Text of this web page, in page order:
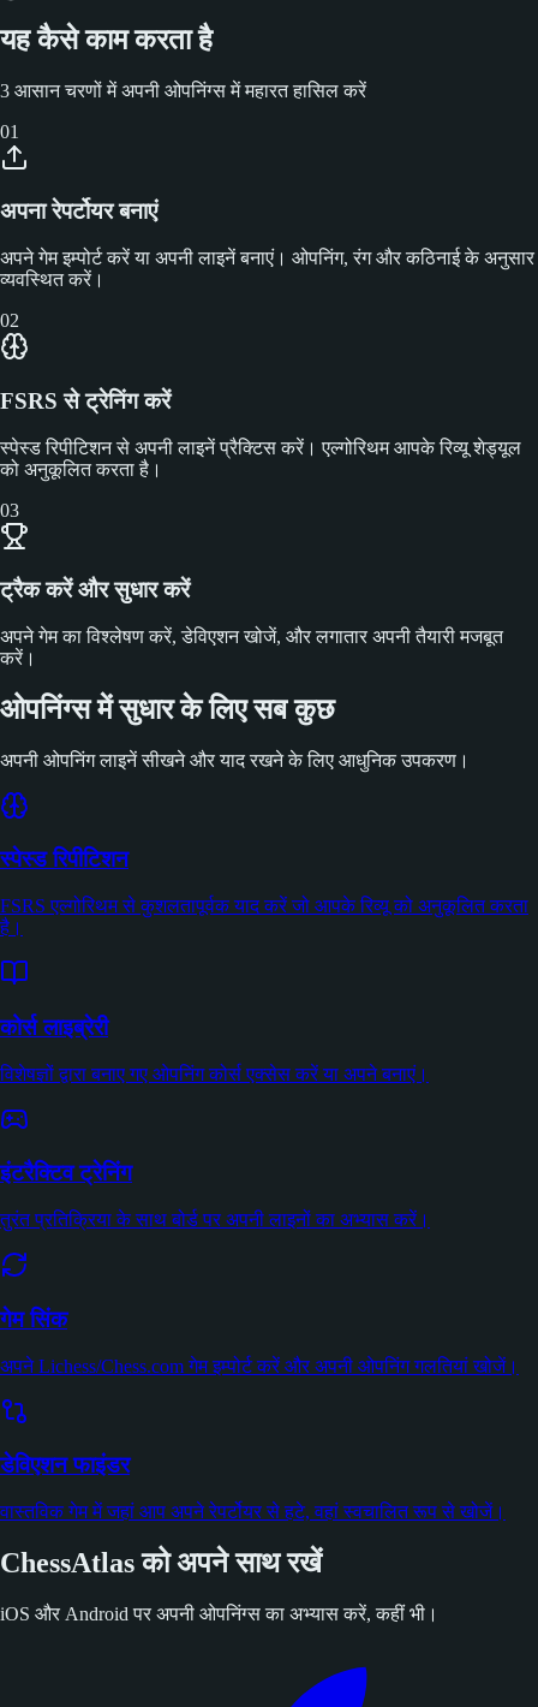
यह कैसे काम करता है
3 आसान चरणों में अपनी ओपनिंग्स में महारत हासिल करें
01
अपना रेपर्टोयर बनाएं
अपने गेम इम्पोर्ट करें या अपनी लाइनें बनाएं। ओपनिंग, रंग और कठिनाई के अनुसार
व्यवस्थित करें।
02
FSRS से ट्रेनिंग करें
स्पेस्ड रिपीटिशन से अपनी लाइनें प्रैक्टिस करें। एल्गोरिथम आपके रिव्यू शेड्यूल
को अनुकूलित करता है।
03
ट्रैक करें और सुधार करें
अपने गेम का विश्लेषण करें, डेविएशन खोजें, और लगातार अपनी तैयारी मजबूत
करें।
ओपनिंग्स में सुधार के लिए सब कुछ
अपनी ओपनिंग लाइनें सीखने और याद रखने के लिए आधुनिक उपकरण।
स्पेस्ड रिपीटिशन
FSRS एल्गोरिथम से कुशलतापूर्वक याद करें जो आपके रिव्यू को अनुकूलित करता
है।
कोर्स लाइब्रेरी
विशेषज्ञों द्वारा बनाए गए ओपनिंग कोर्स एक्सेस करें या अपने बनाएं।
इंटरैक्टिव ट्रेनिंग
तुरंत प्रतिक्रिया के साथ बोर्ड पर अपनी लाइनों का अभ्यास करें।
गेम सिंक
अपने Lichess/Chess.com गेम इम्पोर्ट करें और अपनी ओपनिंग गलतियां खोजें।
डेविएशन फाइंडर
वास्तविक गेम में जहां आप अपने रेपर्टोयर से हटे, वहां स्वचालित रूप से खोजें।
ChessAtlas को अपने साथ रखें
iOS और Android पर अपनी ओपनिंग्स का अभ्यास करें, कहीं भी।